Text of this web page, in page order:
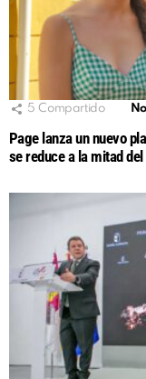
5 Compartido
Page lanza un nuevo
se reduce a la mitad